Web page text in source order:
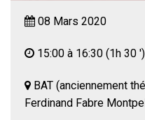
08 Mars 2020
15:00 à 16:30 (1h 30 ')
BAT (anciennement
Ferdinand Fabre